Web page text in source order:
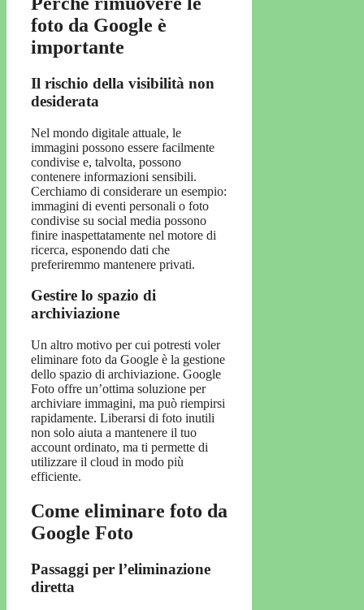
foto da Google è
importante
Il rischio della visibilità non
desiderata
Nel mondo digitale attuale, le
immagini possono essere facilmente
condivise e, talvolta, possono
contenere informazioni sensibili.
Cerchiamo di considerare un esempio:
immagini di eventi personali o foto
condivise su social media possono
finire inaspettatamente nel motore di
ricerca, esponendo dati che
preferiremmo mantenere privati.
Gestire lo spazio di
archiviazione
Un altro motivo per cui potresti voler
eliminare foto da Google è la gestione
dello spazio di archiviazione. Google
Foto offre un’ottima soluzione per
archiviare immagini, ma può riempirsi
rapidamente. Liberarsi di foto inutili
non solo aiuta a mantenere il tuo
account ordinato, ma ti permette di
utilizzare il cloud in modo più
efficiente.
Come eliminare foto da
Google Foto
Passaggi per l’eliminazione
diretta